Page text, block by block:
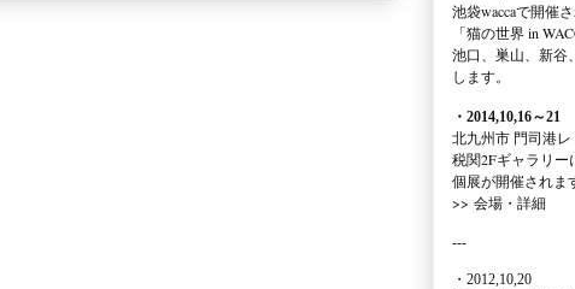
池袋waccaで開催
「猫の世界 in
池口、巣山、新谷
します。
・2014,10,16～21
北九州市 門司港
税関2Fギャラリー
個展が開催されま
>> 会場・詳細
---
・2012,10,20